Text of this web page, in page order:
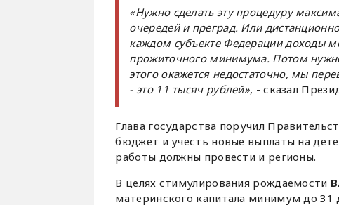
«Нужно сделать эту процедуру
очередей и преград. Или
каждом субъекте Федерации доходы
прожиточного минимума. Потом нужно
этого окажется недостаточно, мы
- это 11 тысяч рублей», - сказал
Глава государства поручил
бюджет и учесть новые выплаты на
работы должны провести и регионы.
В целях стимулирования рождаемости
материнского капитала минимум до 31